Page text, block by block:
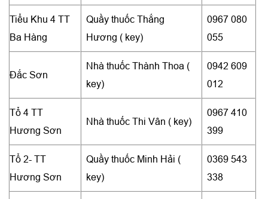
Tiểu Khu 4 TT
Ba Hàng
Quầy thuốc Thắng
Hương ( key)
0967 080
055
Đắc Sơn
Nhà thuốc Thành Thoa (
key)
0942 609
012
Tổ 4 TT
Hương Sơn
Nhà thuốc Thi Vân ( key)
0967 410
399
Tổ 2- TT
Hương Sơn
Quầy thuốc Minh Hải (
key)
0369 543
338